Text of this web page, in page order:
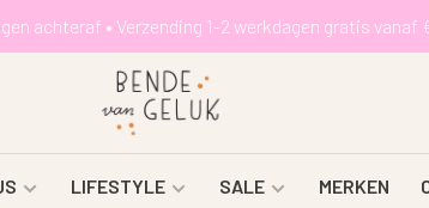
achteraf • Verzending 1-2 werkdagen gratis vanaf
LIFESTYLE SALE MERKEN